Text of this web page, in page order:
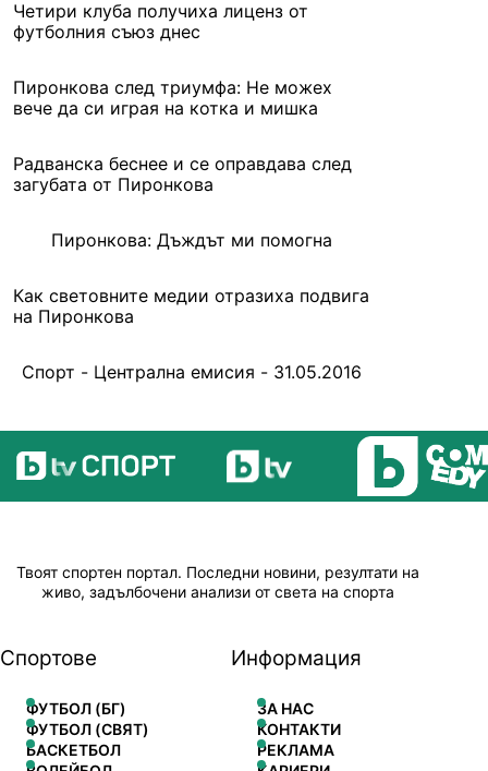
Четири клуба получиха лиценз от
футболния съюз днес
Пиронкова след триумфа: Не можех
вече да си играя на котка и мишка
Радванска беснее и се оправдава след
загубата от Пиронкова
Пиронкова: Дъждът ми помогна
Как световните медии отразиха подвига
на Пиронкова
Спорт - Централна емисия - 31.05.2016
Твоят спортен портал. Последни новини, резултати на
живо, задълбочени анализи от света на спорта
Спортове
ФУТБОЛ (БГ)
ФУТБОЛ (СВЯТ)
БАСКЕТБОЛ
Информация
ЗА НАС
КОНТАКТИ
РЕКЛАМА